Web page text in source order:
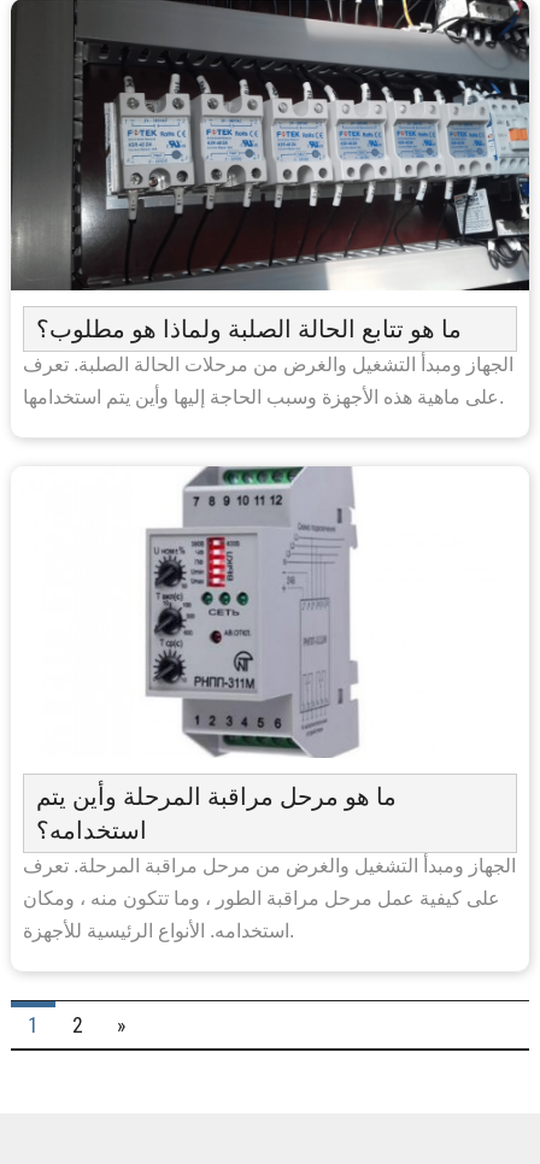
ما هو تتابع الحالة الصلبة ولماذا هو مطلوب؟
الجهاز ومبدأ التشغيل والغرض من مرحلات الحالة الصلبة. تعرف
على ماهية هذه الأجهزة وسبب الحاجة إليها وأين يتم استخدامها.
ما هو مرحل مراقبة المرحلة وأين يتم
استخدامه؟
الجهاز ومبدأ التشغيل والغرض من مرحل مراقبة المرحلة. تعرف
على كيفية عمل مرحل مراقبة الطور ، وما تتكون منه ، ومكان
استخدامه. الأنواع الرئيسية للأجهزة.
1 2 »